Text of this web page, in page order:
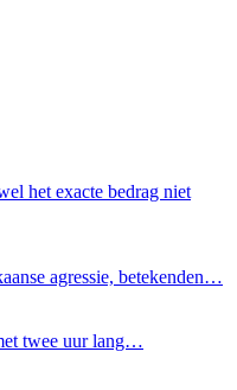
het exacte bedrag niet
agressie, betekenden…
twee uur lang…